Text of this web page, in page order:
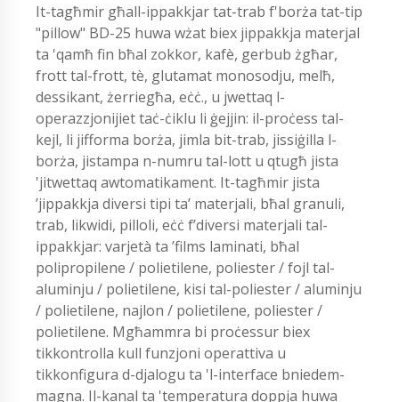
It-tagħmir għall-ippakkjar tat-trab f'borża tat-tip
"pillow" BD-25 huwa wżat biex jippakkja materjal
ta 'qamħ fin bħal zokkor, kafè, gerbub żgħar,
frott tal-frott, tè, glutamat monosodju, melħ,
dessikant, żerriegħa, eċċ., u jwettaq l-
operazzjonijiet taċ-ċiklu li ġejjin: il-proċess tal-
kejl, li jifforma borża, jimla bit-trab, jissiġilla l-
borża, jistampa n-numru tal-lott u qtugħ jista
'jitwettaq awtomatikament. It-tagħmir jista
’jippakkja diversi tipi ta’ materjali, bħal granuli,
trab, likwidi, pilloli, eċċ f’diversi materjali tal-
ippakkjar: varjetà ta ’films laminati, bħal
polipropilene / polietilene, poliester / fojl tal-
aluminju / polietilene, kisi tal-poliester / aluminju
/ polietilene, najlon / polietilene, poliester /
polietilene. Mgħammra bi proċessur biex
tikkontrolla kull funzjoni operattiva u
tikkonfigura d-djalogu ta 'l-interface bniedem-
magna. Il-kanal ta 'temperatura doppja huwa